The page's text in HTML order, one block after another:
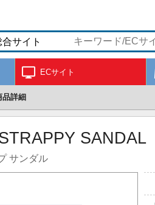
ECサイト
品詳細
SANDAL
サンダル